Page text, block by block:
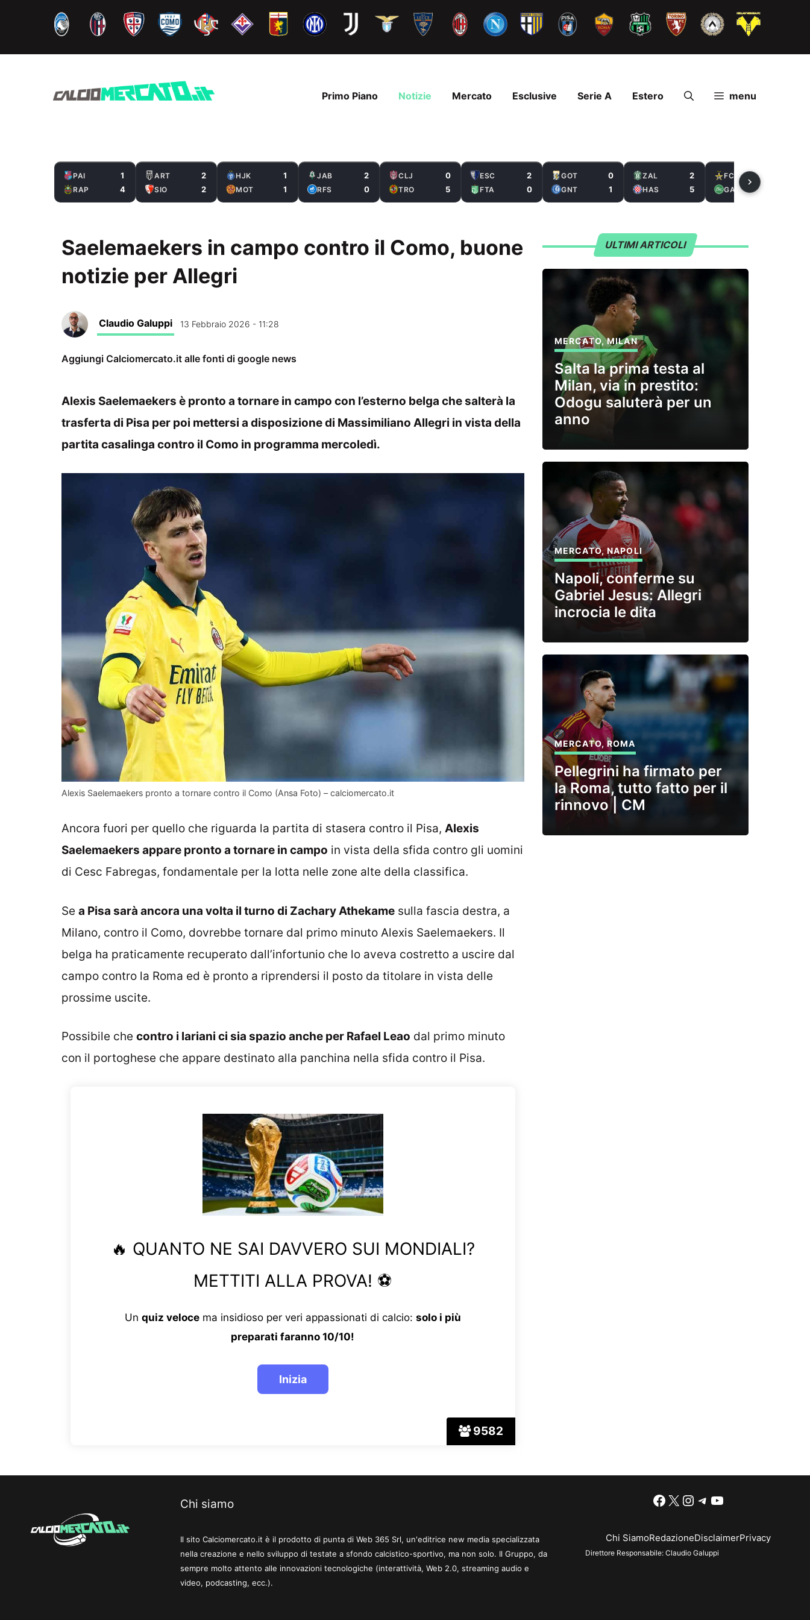
contenuto
Primo Piano Notizie Mercato Esclusive Serie A Estero menu
PAI 1
RAP 4
ART 2
SIO 2
HJK 1
MOT 1
JAB 2
RFS 0
CLJ 0
TRO 5
ESC 2
FTA 0
GOT 0
GNT 1
ZAL 2
HAS 5
FCS
GAL
Saelemaekers in campo contro il Como, buone
notizie per Allegri
Claudio Galuppi 13 Febbraio 2026 - 11:28
Aggiungi Calciomercato.it alle fonti di google news
Alexis Saelemaekers è pronto a tornare in campo con l’esterno belga che salterà la
trasferta di Pisa per poi mettersi a disposizione di Massimiliano Allegri in vista della
partita casalinga contro il Como in programma mercoledì.
Alexis Saelemaekers pronto a tornare contro il Como (Ansa Foto) – calciomercato.it
Ancora fuori per quello che riguarda la partita di stasera contro il Pisa, Alexis
Saelemaekers appare pronto a tornare in campo in vista della sfida contro gli uomini
di Cesc Fabregas, fondamentale per la lotta nelle zone alte della classifica.
Se a Pisa sarà ancora una volta il turno di Zachary Athekame sulla fascia destra, a
Milano, contro il Como, dovrebbe tornare dal primo minuto Alexis Saelemaekers. Il
belga ha praticamente recuperato dall’infortunio che lo aveva costretto a uscire dal
campo contro la Roma ed è pronto a riprendersi il posto da titolare in vista delle
prossime uscite.
Possibile che contro i lariani ci sia spazio anche per Rafael Leao dal primo minuto
con il portoghese che appare destinato alla panchina nella sfida contro il Pisa.
9582
🔥 QUANTO NE SAI DAVVERO SUI MONDIALI?
METTITI ALLA PROVA! ⚽
Un quiz velocema insidioso per veri appassionati di calcio: solo i più
preparati faranno 10/10!
ULTIMI ARTICOLI
MERCATO,MILAN
Salta la prima testa al
Milan, via in prestito:
Odogu saluterà per un
anno
MERCATO,NAPOLI
Napoli, conferme su
Gabriel Jesus: Allegri
incrocia le dita
MERCATO,ROMA
Pellegrini ha firmato per
la Roma, tutto fatto per il
rinnovo | CM
Chi siamo
Il sito Calciomercato.it è il prodotto di punta di Web 365 Srl, un'editrice new media specializzata
nella creazione e nello sviluppo di testate a sfondo calcistico-sportivo, ma non solo. Il Gruppo, da
sempre molto attento alle innovazioni tecnologiche (interattività, Web 2.0, streaming audio e
video, podcasting, ecc.).
Facebook
X Instagram
Telegram
YouTube
Chi SiamoRedazioneDisclaimerPrivacy
Direttore Responsabile: Claudio Galuppi